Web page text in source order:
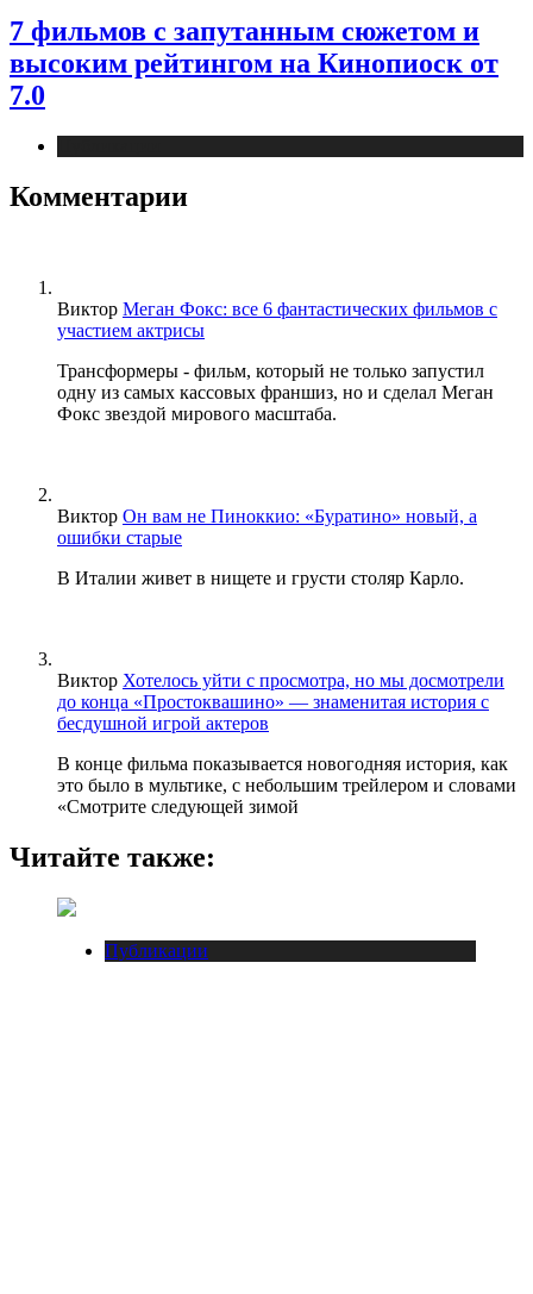
7 фильмов с запутанным сюжетом и
высоким рейтингом на Кинопиоск от
7.0
Комментарии
Виктор Меган Фокс: все 6 фантастических фильмов с
участием актрисы
Трансформеры - фильм, который не только запустил
одну из самых кассовых франшиз, но и сделал Меган
Фокс звездой мирового масштаба.
Виктор Он вам не Пиноккио: «Буратино» новый, а
ошибки старые
В Италии живет в нищете и грусти столяр Карло.
Виктор Хотелось уйти с просмотра, но мы досмотрели
до конца «Простоквашино» — знаменитая история с
бесдушной игрой актеров
В конце фильма показывается новогодняя история, как
это было в мультике, с небольшим трейлером и словами
«Смотрите следующей зимой
Читайте также:
Публикации